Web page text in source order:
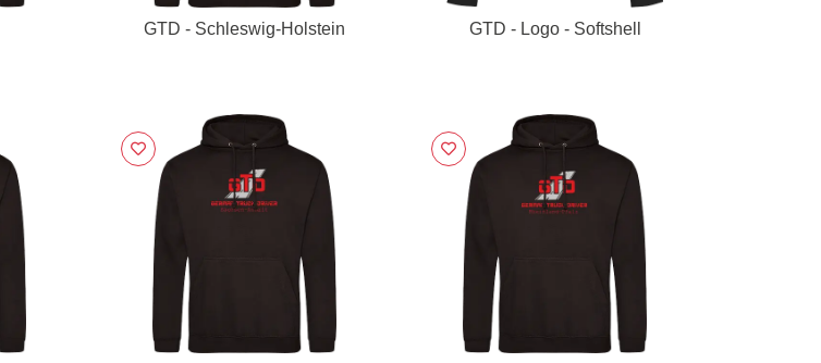
GTD - Schleswig-Holstein GTD - Logo - Softshell